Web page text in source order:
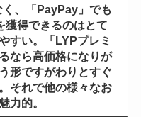
、「PayPay」でも
獲得できるのはとて
すい。「LYPプレミ
なら高価格になりが
形ですがわりとすぐ
それで他の様々なお
力的。